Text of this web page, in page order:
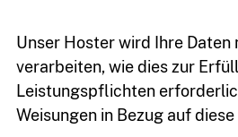
Unser Hoster wird Ihre Daten
verarbeiten, wie dies zur
Leistungspflichten
Weisungen in Bezug auf